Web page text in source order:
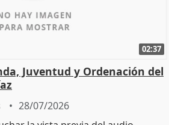
02:37
Juventud y Ordenación del
28/07/2026